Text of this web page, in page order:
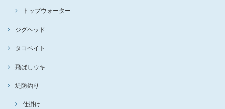
トップウォーター
ジグヘッド
タコベイト
飛ばしウキ
堤防釣り
仕掛け